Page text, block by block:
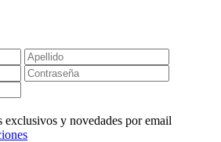
exclusivos y novedades por email